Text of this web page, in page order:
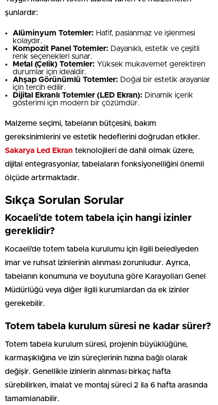
şunlardır:
Alüminyum Totemler: Hafif, paslanmaz ve işlenmesi
kolaydır.
Kompozit Panel Totemler: Dayanıklı, estetik ve çeşitli
renk seçenekleri sunar.
Metal (Çelik) Totemler: Yüksek mukavemet gerektiren
durumlar için idealdir.
Ahşap Görünümlü Totemler: Doğal bir estetik arayanlar
için tercih edilir.
Dijital Ekranlı Totemler (LED Ekran): Dinamik içerik
gösterimi için modern bir çözümdür.
Malzeme seçimi, tabelanın bütçesini, bakım
gereksinimlerini ve estetik hedeflerini doğrudan etkiler.
Sakarya Led Ekran teknolojileri de dahil olmak üzere,
dijital entegrasyonlar, tabelaların fonksiyonelliğini önemli
ölçüde artırmaktadır.
Sıkça Sorulan Sorular
Kocaeli’de totem tabela için hangi izinler
gereklidir?
Kocaeli’de totem tabela kurulumu için ilgili belediyeden
imar ve ruhsat izinlerinin alınması zorunludur. Ayrıca,
tabelanın konumuna ve boyutuna göre Karayolları Genel
Müdürlüğü veya diğer ilgili kurumlardan da ek izinler
gerekebilir.
Totem tabela kurulum süresi ne kadar sürer?
Totem tabela kurulum süresi, projenin büyüklüğüne,
karmaşıklığına ve izin süreçlerinin hızına bağlı olarak
değişir. Genellikle izinlerin alınması birkaç hafta
sürebilirken, imalat ve montaj süreci 2 ila 6 hafta arasında
tamamlanabilir.